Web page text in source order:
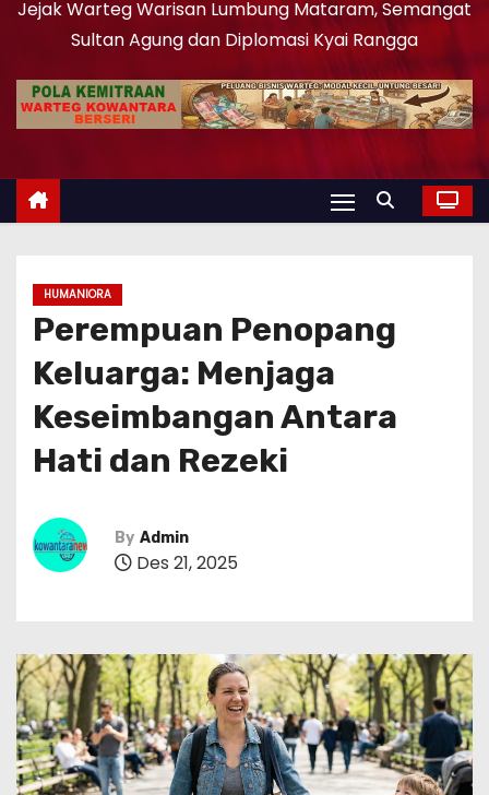
Jejak Warteg Warisan Lumbung Mataram, Semangat
Sultan Agung dan Diplomasi Kyai Rangga
HUMANIORA
Perempuan Penopang
Keluarga: Menjaga
Keseimbangan Antara
Hati dan Rezeki
By Admin
Des 21, 2025